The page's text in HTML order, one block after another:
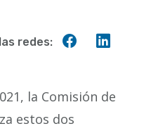
Compartir
redes:
la Comisión de
estos dos